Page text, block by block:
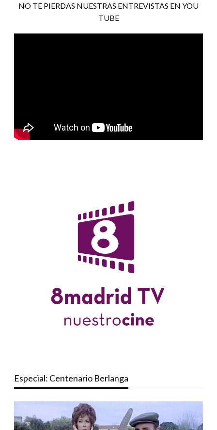
NO TE PIERDAS NUESTRAS ENTREVISTAS EN YOU
TUBE
Especial: Centenario Berlanga